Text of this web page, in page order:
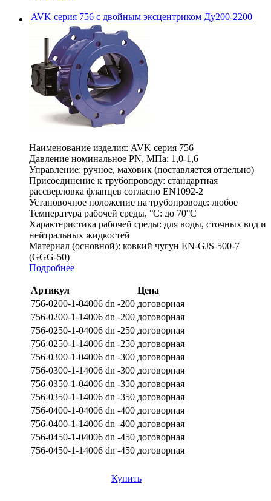
AVK серия 756 с двойным эксцентриком Ду200-2200
Наименование изделия: AVK серия 756
Давление номинальное PN, МПа: 1,0-1,6
Управление: ручное, маховик (поставляется отдельно)
Присоединение к трубопроводу: стандартная
рассверловка фланцев согласно EN1092-2
Установочное положение на трубопроводе: любое
Температура рабочей среды, °С: до 70°C
Характеристика рабочей среды: для воды, сточных вод и
нейтральных жидкостей
Материал (основной): ковкий чугун EN-GJS-500-7
(GGG-50)
Подробнее
Артикул
Цена
756-0200-1-04006 dn -200 договорная
756-0200-1-14006 dn -200 договорная
756-0250-1-04006 dn -250 договорная
756-0250-1-14006 dn -250 договорная
756-0300-1-04006 dn -300 договорная
756-0300-1-14006 dn -300 договорная
756-0350-1-04006 dn -350 договорная
756-0350-1-14006 dn -350 договорная
756-0400-1-04006 dn -400 договорная
756-0400-1-14006 dn -400 договорная
756-0450-1-04006 dn -450 договорная
756-0450-1-14006 dn -450 договорная
Купить